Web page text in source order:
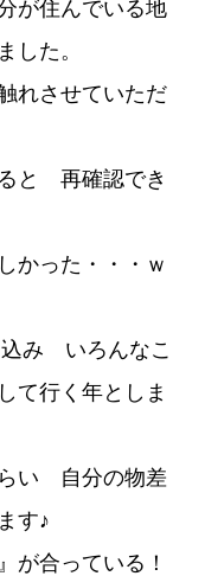
が住んでいる地
した。
れさせていただ
と 再確認でき
かった・・・ｗ
み いろんなこ
て行く年としま
い 自分の物差
す♪
が合っている！